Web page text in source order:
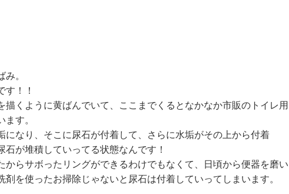
。
す！！
描くように黄ばんでいて、ここまでくるとなかなか市販のトイレ用
す。
になり、そこに尿石が付着して、さらに水垢がその上から付着
が堆積していってる状態なんです！
からサボったリングができるわけでもなくて、日頃から便器を磨い
を使ったお掃除じゃないと尿石は付着していってしまいます。